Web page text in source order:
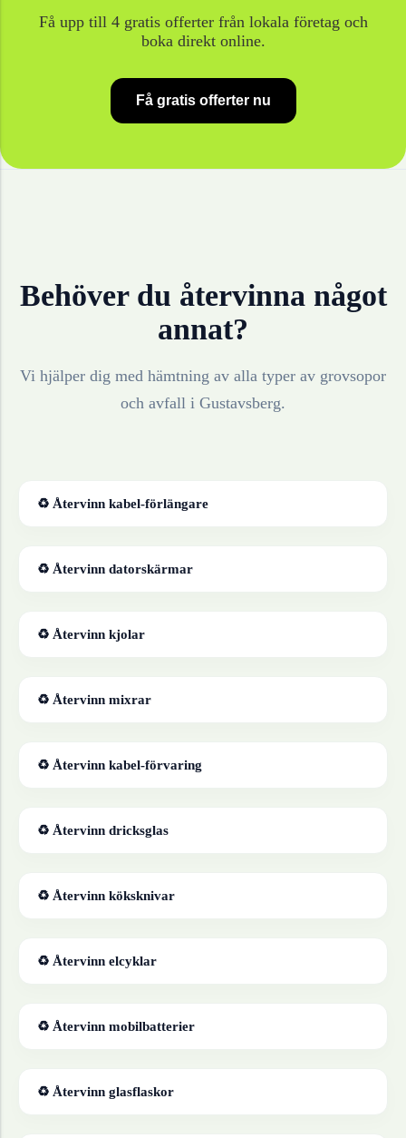
Få upp till 4 gratis offerter från lokala företag och
boka direkt online.
Få gratis offerter nu
Behöver du återvinna något
annat?
Vi hjälper dig med hämtning av alla typer av grovsopor
och avfall i Gustavsberg.
♻ Återvinn kabel-förlängare
♻ Återvinn datorskärmar
♻ Återvinn kjolar
♻ Återvinn mixrar
♻ Återvinn kabel-förvaring
♻ Återvinn dricksglas
♻ Återvinn köksknivar
♻ Återvinn elcyklar
♻ Återvinn mobilbatterier
♻ Återvinn glasflaskor